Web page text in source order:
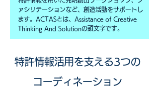
ァシリテーションなど、創造活動をサポートし
ます。ACTASとは、Assistance of Creative
Thinking And Solutionの頭文字です。
特許情報活用を支える3つの
コーディネーション